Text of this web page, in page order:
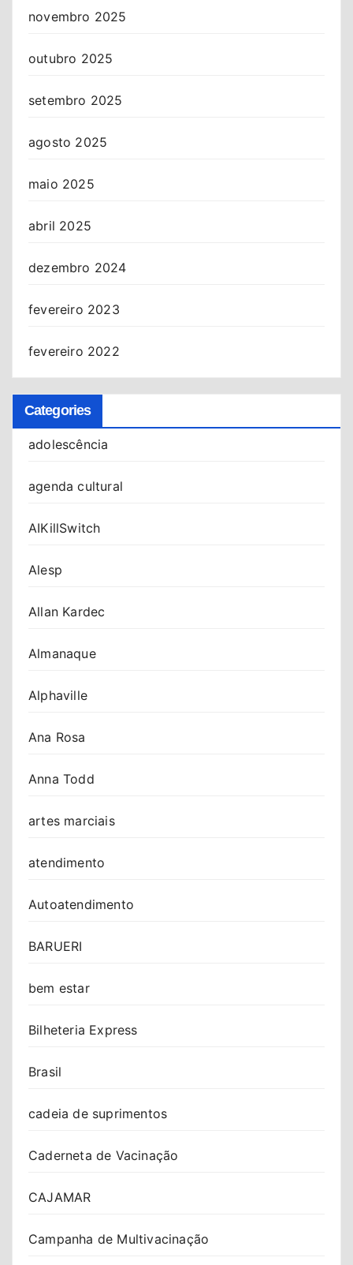
novembro 2025
outubro 2025
setembro 2025
agosto 2025
maio 2025
abril 2025
dezembro 2024
fevereiro 2023
fevereiro 2022
Categories
adolescência
agenda cultural
AIKillSwitch
Alesp
Allan Kardec
Almanaque
Alphaville
Ana Rosa
Anna Todd
artes marciais
atendimento
Autoatendimento
BARUERI
bem estar
Bilheteria Express
Brasil
cadeia de suprimentos
Caderneta de Vacinação
CAJAMAR
Campanha de Multivacinação